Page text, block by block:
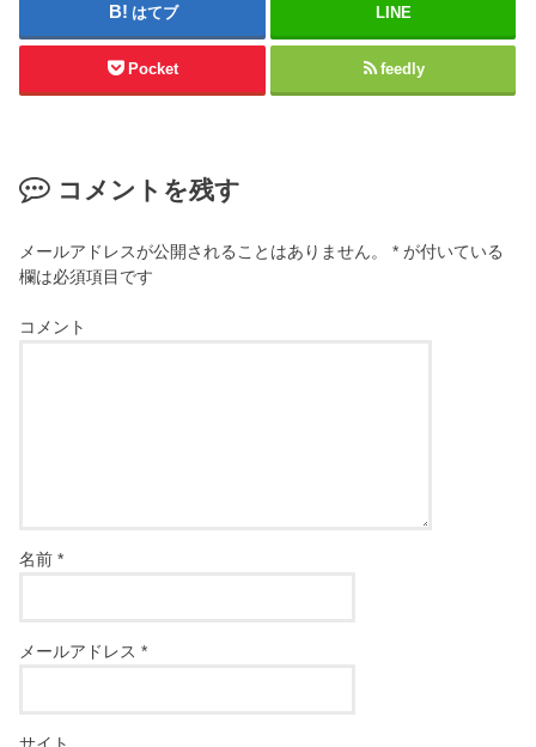
はてブ LINE
Pocket feedly
コメントを残す
メールアドレスが公開されることはありません。 * が付いている
欄は必須項目です
コメント
名前*
メールアドレス*